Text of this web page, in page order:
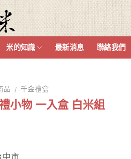
米的知識 最新消息 聯絡我們
品 / 千金禮盒
小物 一入盒 白米組
中市